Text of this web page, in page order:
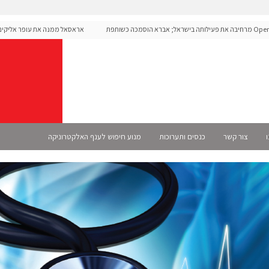
OpenAI מרחיבה את פעילותה בישראל; אברא הוסמכה כשותפת
אראסאל ממנה את עופר אליקים
צור קשר כנסים ותערוכות מנוע חיפוש לענף האלקטרוניקה